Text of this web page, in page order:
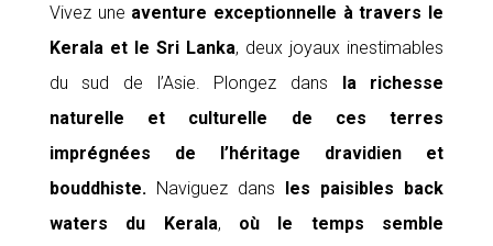
Vivez une aventure exceptionnelle à travers le
Kerala et le Sri Lanka, deux joyaux inestimables
du sud de l’Asie. Plongez dans la richesse
naturelle et culturelle de ces terres
imprégnées de l’héritage dravidien et
bouddhiste. Naviguez dans les paisibles back
waters du Kerala, où le temps semble